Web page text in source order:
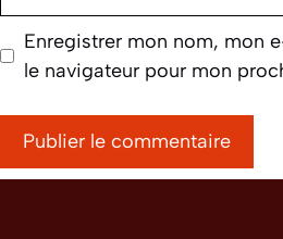
Enregistrer mon nom, mon
le navigateur pour mon